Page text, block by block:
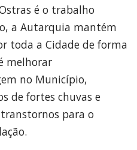
é o trabalho
a Autarquia mantém
toda a Cidade de forma
melhorar
no Município,
de fortes chuvas e
para o